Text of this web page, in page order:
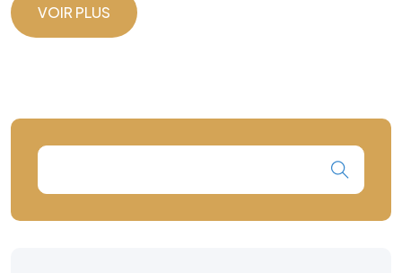
VOIR PLUS
VOIR PLUS